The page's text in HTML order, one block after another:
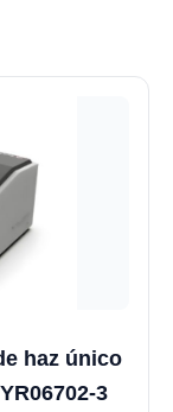
haz único
3